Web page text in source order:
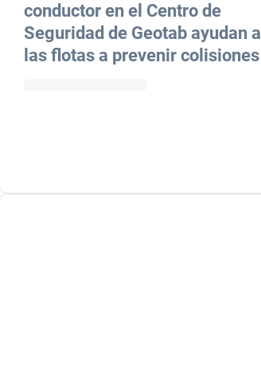
conductor en el Centro de
Seguridad de Geotab ayudan a
las flotas a prevenir colisiones